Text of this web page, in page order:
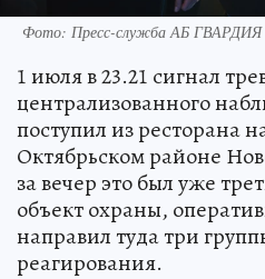
Фото: Пресс-служба АБ ГВАРДИЯ
1 июля в 23.21 сигнал
централизованного
поступил из ресторана
Октябрьском районе
за вечер это был уже
объект охраны,
направил туда три
реагирования.